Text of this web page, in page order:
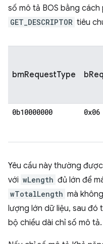
số mô tả BOS bằng
GET_DESCRIPTOR tiêu
bmRequestType
0b10000000 0x06
Yêu cầu này thường
với wLength đủ lớn để
wTotalLength mà
lượng lớn dữ liệu, sau đó
bộ chiều dài chỉ số mô tả.